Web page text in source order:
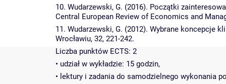
10. Wudarzewski, G. (2016). Początki
Central European Review of Economics and
11. Wudarzewski, G. (2012). Wybrane koncepcje
Wrocławiu, 32, 221-242.
Liczba punktów ECTS: 2
• udział w wykładzie: 15 godzin,
• lektury i zadania do samodzielnego wykonania